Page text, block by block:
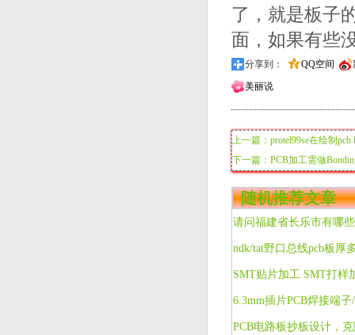
了，就是板子
面，如果有些
分享到： QQ空间
美丽说
上一篇：protel99se在绘制pcb
下一篇：PCB加工需做
随机推荐文章
请问福建省长乐市有哪
ndk/tat野口总线pcb板厚